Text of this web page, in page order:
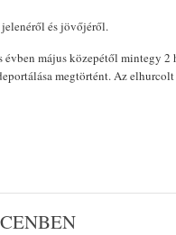
és jövőjéről.
évben május közepétől mintegy
megtörtént. Az